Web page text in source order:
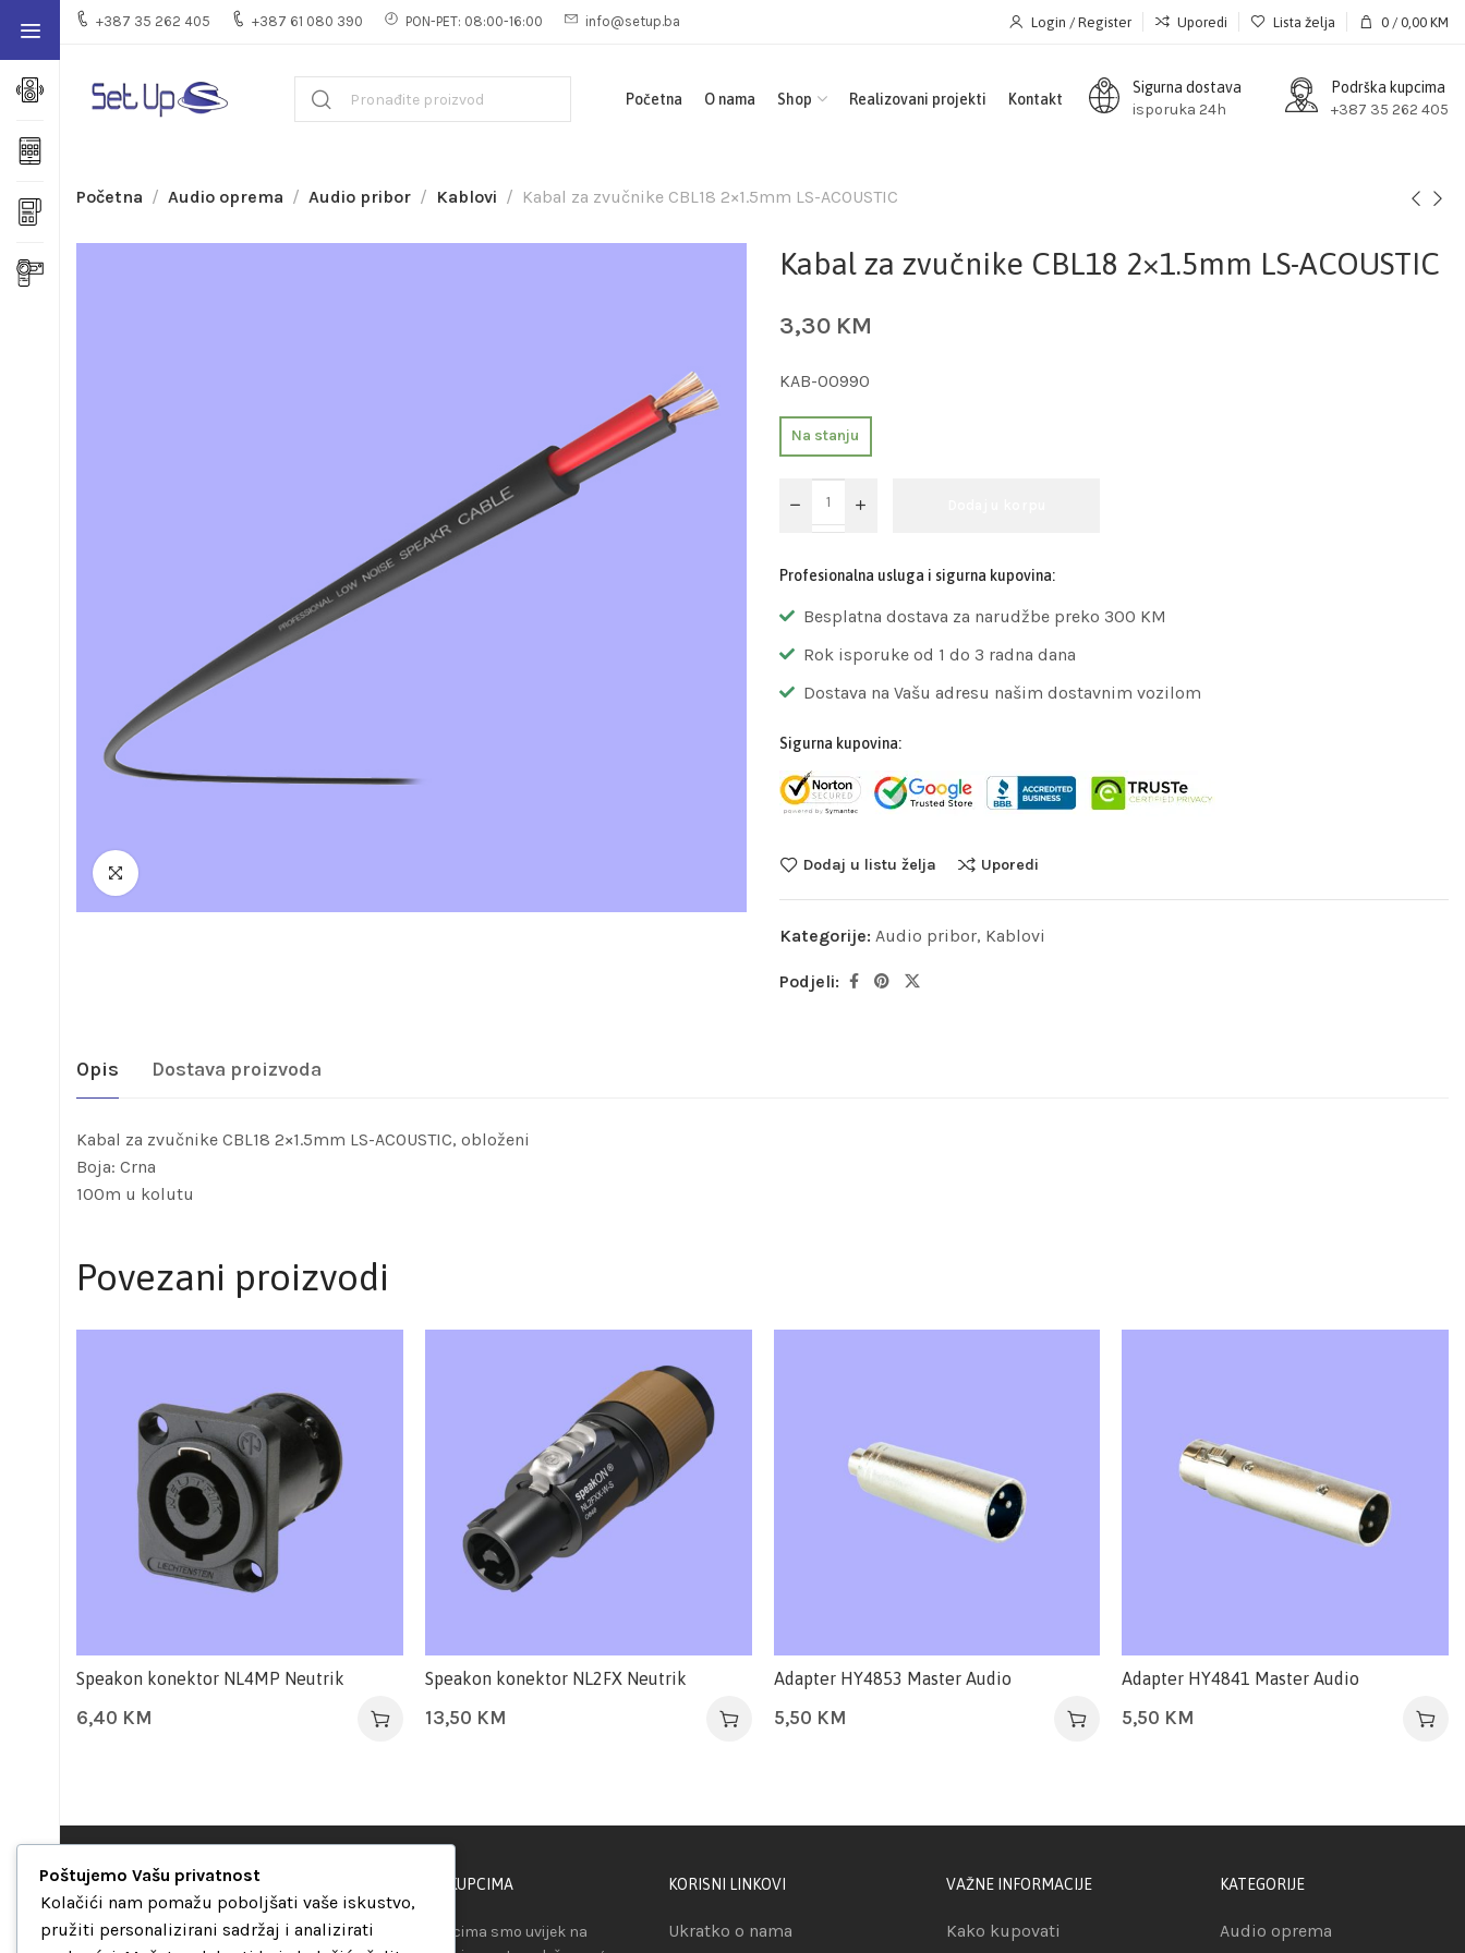
+387 35 262 405 +387 61 080 390 PON-PET: 08:00-16:00 info@setup.ba Login / Register Uporedi Lista želja 0 / 0,00 KM
Početna O nama Shop Realizovani projekti Kontakt
Sigurna dostava
isporuka 24h
Podrška kupcima
+387 35 262 405
Početna Audio oprema Audio pribor Kablovi Kabal za zvučnike CBL18 2×1.5mm LS-ACOUSTIC
Kabal za zvučnike CBL18 2×1.5mm LS-ACOUSTIC
3,30 KM
KAB-00990
Na stanju
Profesionalna usluga i sigurna kupovina:
Besplatna dostava za narudžbe preko 300 KM
Rok isporuke od 1 do 3 radna dana
Dostava na Vašu adresu našim dostavnim vozilom
Sigurna kupovina:
Dodaj u listu želja Uporedi
Kategorije: Audio pribor, Kablovi
Podjeli:
Opis Dostava proizvoda
Kabal za zvučnike CBL18 2×1.5mm LS-ACOUSTIC, obloženi
Boja: Crna
100m u kolutu
Povezani proizvodi
Speakon konektor NL4MP Neutrik
6,40 KM
Speakon konektor NL2FX Neutrik
13,50 KM
Adapter HY4853 Master Audio
5,50 KM
Adapter HY4841 Master Audio
5,50 KM
“Set Up S” d.o.o.
Maršala Tita b.b.
Avaz Robot centar
PODRŠKA KUPCIMA
Našim kupcima smo uvijek na
KORISNI LINKOVI
Ukratko o nama
VAŽNE INFORMACIJE
Kako kupovati
KATEGORIJE
Audio oprema
Poštujemo Vašu privatnost
Kolačići nam pomažu poboljšati vaše iskustvo,
pružiti personalizirani sadržaj i analizirati